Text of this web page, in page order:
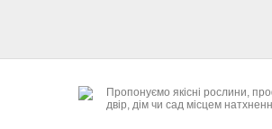
Пропонуємо якісні рослини,
двір, дім чи сад місцем